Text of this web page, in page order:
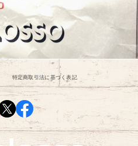
特定商取引法に基づく表記